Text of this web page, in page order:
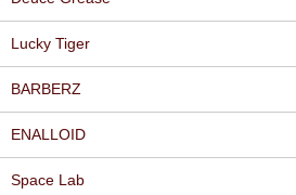
Lucky Tiger
BARBERZ
ENALLOID
Space Lab